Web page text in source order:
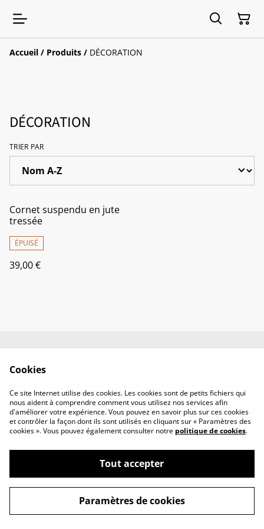
Accueil / Produits / DÉCORATION
DÉCORATION
TRIER PAR
Cornet suspendu en jute
tressée
ÉPUISÉ
39,00 €
confidentialité
Offres et partenaires
©2026Odile ma Muse
powered by
Cookies
Ce site Internet utilise des cookies. Les cookies sont de petits fichiers qui
nous aident à comprendre comment vous utilisez nos services afin
d'améliorer votre expérience. Vous pouvez en savoir plus sur ces cookies
et contrôler la façon dont ils sont utilisés en cliquant sur « Paramètres des
cookies ». Vous pouvez également consulter notre politique de cookies.
Tout accepter
Paramètres de cookies